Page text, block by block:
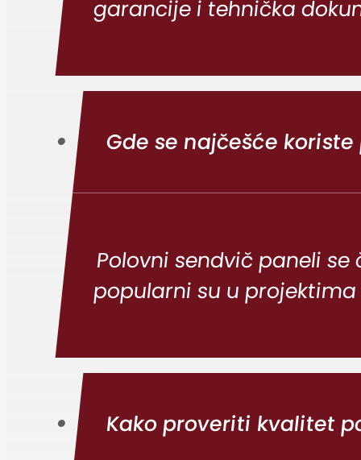
garancije i tehnička
Gde se najčešće
Polovni sendvič paneli
popularni su u
Kako proveriti kvalitet